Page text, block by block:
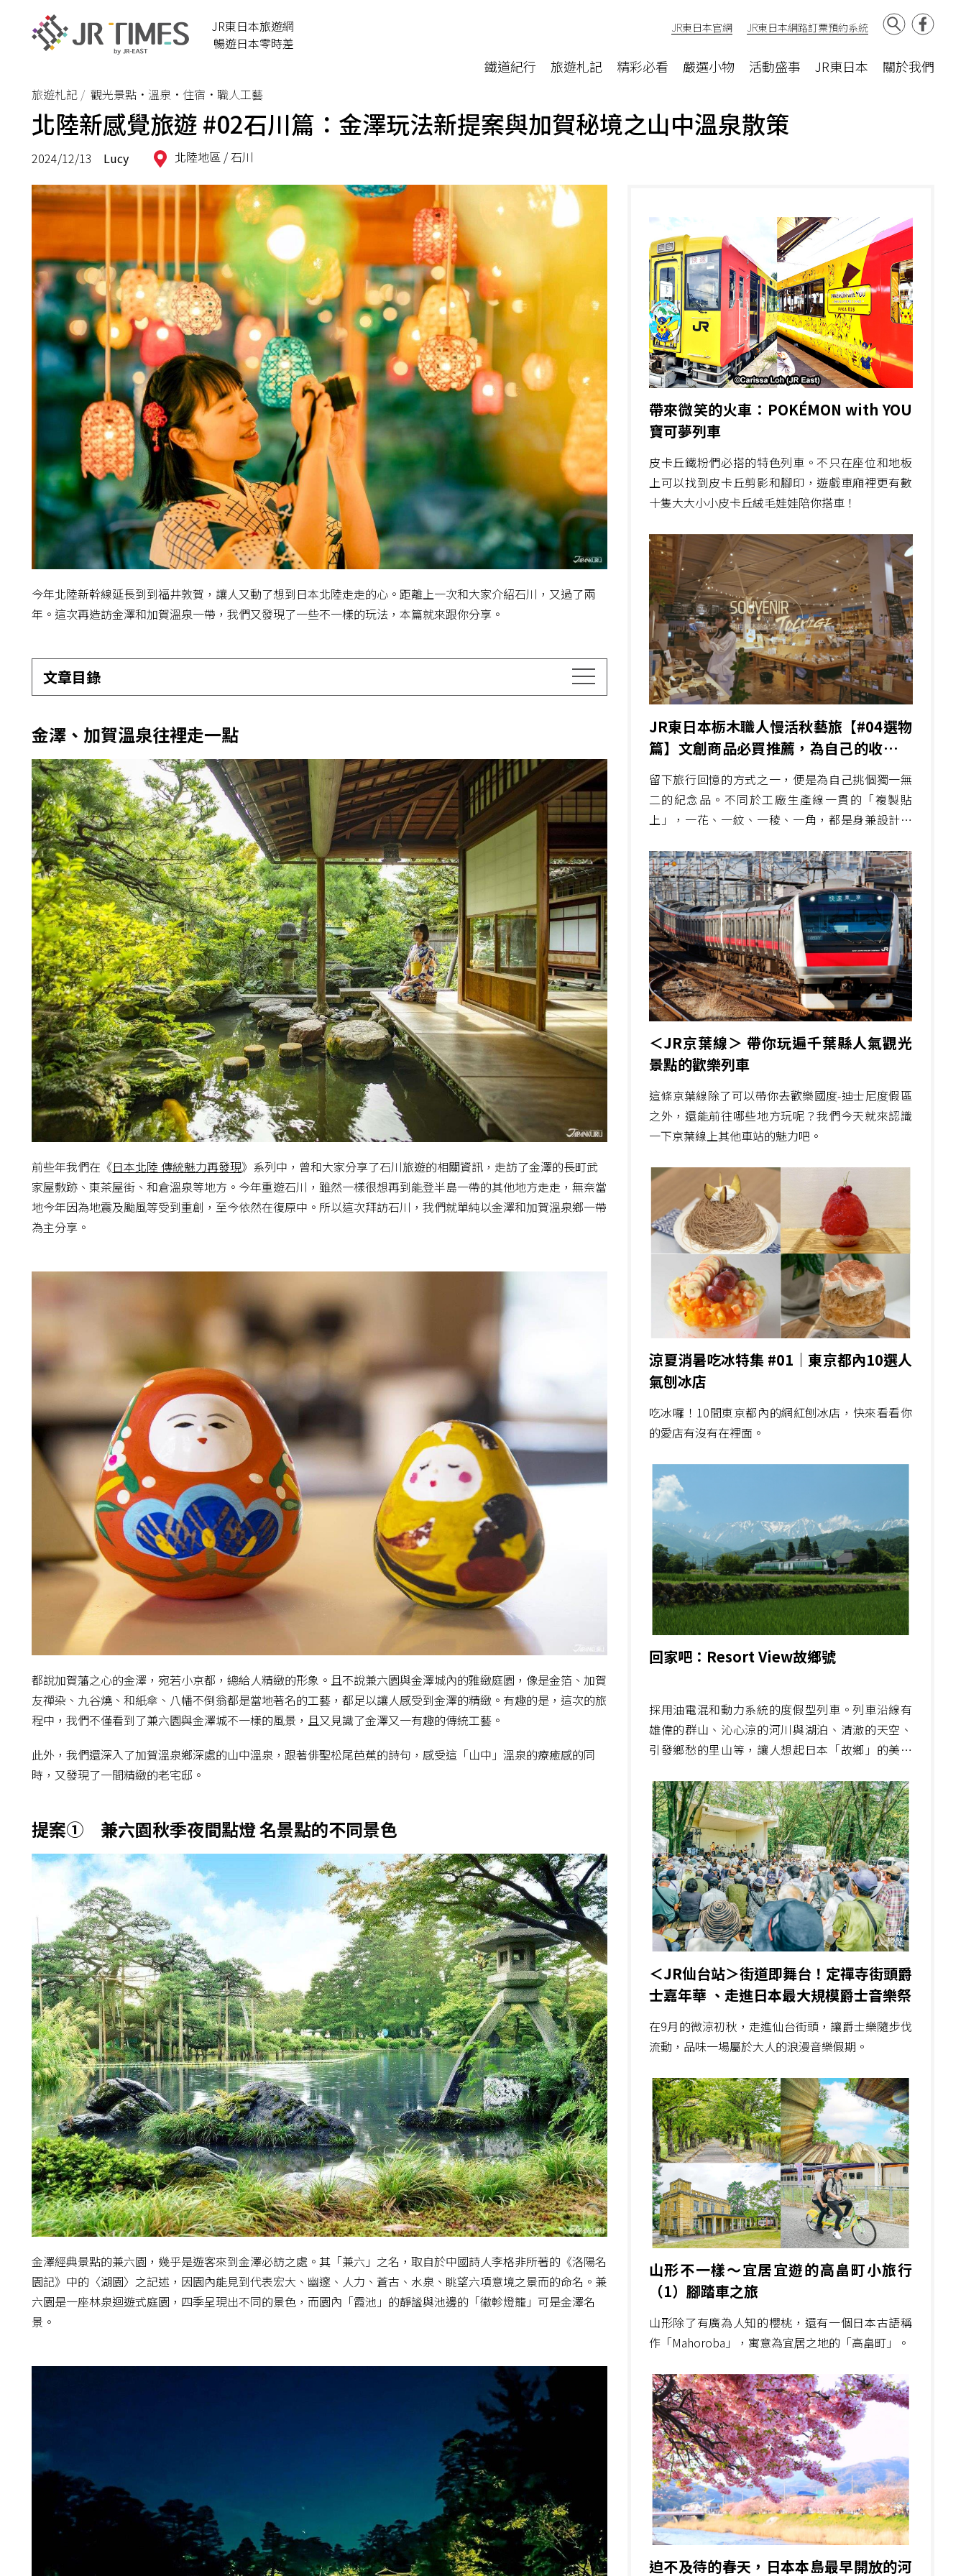
JR東日本旅遊網
暢遊日本零時差
鐵道紀行 旅遊札記 精彩必看 嚴選小物 活動盛事 JR東日本 關於我們
JR東日本官網 JR東日本網路訂票預約系統
旅遊札記 觀光景點•溫泉•住宿•職人工藝
北陸新感覺旅遊 #02石川篇：金澤玩法新提案與加賀秘境之山中溫泉散策
2024/12/13 Lucy 北陸地區 / 石川
今年北陸新幹線延長到到福井敦賀，讓人又動了想到日本北陸走走的心。距離上一次和大家介紹石川，又過了兩
年。這次再造訪金澤和加賀溫泉一帶，我們又發現了一些不一樣的玩法，本篇就來跟你分享。
文章目錄
金澤、加賀溫泉往裡走一點
前些年我們在《日本北陸 傳統魅力再發現》系列中，曾和大家分享了石川旅遊的相關資訊，走訪了金澤的長町武
家屋敷跡、東茶屋街、和倉溫泉等地方。今年重遊石川，雖然一樣很想再到能登半島一帶的其他地方走走，無奈當
地今年因為地震及颱風等受到重創，至今依然在復原中。所以這次拜訪石川，我們就單純以金澤和加賀溫泉鄉一帶
為主分享。
都說加賀藩之心的金澤，宛若小京都，總給人精緻的形象。且不說兼六園與金澤城內的雅緻庭園，像是金箔、加賀
友禪染、九谷燒、和紙傘、八幡不倒翁都是當地著名的工藝，都足以讓人感受到金澤的精緻。有趣的是，這次的旅
程中，我們不僅看到了兼六園與金澤城不一樣的風景，且又見識了金澤又一有趣的傳統工藝。
此外，我們還深入了加賀溫泉鄉深處的山中溫泉，跟著俳聖松尾芭蕉的詩句，感受這「山中」溫泉的療癒感的同
時，又發現了一間精緻的老宅邸。
提案① 兼六園秋季夜間點燈 名景點的不同景色
金澤經典景點的兼六園，幾乎是遊客來到金澤必訪之處。其「兼六」之名，取自於中國詩人李格非所著的《洛陽名
園記》中的〈湖園〉之記述，因園內能見到代表宏大、幽邃、人力、蒼古、水泉、眺望六項意境之景而的命名。兼
六園是一座林泉迴遊式庭園，四季呈現出不同的景色，而園內「霞池」的靜謐與池邊的「徽軫燈籠」可是金澤名
景。
帶來微笑的火車：POKÉMON with YOU
寶可夢列車
皮卡丘鐵粉們必搭的特色列車。不只在座位和地板
上可以找到皮卡丘剪影和腳印，遊戲車廂裡更有數
十隻大大小小皮卡丘絨毛娃娃陪你搭車！
JR東日本栃木職人慢活秋藝旅【#04選物
篇】文創商品必買推薦，為自己的收藏留
下點滴紀錄
留下旅行回憶的方式之一，便是為自己挑個獨一無
二的紀念品。不同於工廠生產線一貫的「複製貼
上」，一花、一紋、一稜、一角，都是身兼設計師
品！
＜JR京葉線＞ 帶你玩遍千葉縣人氣觀光
景點的歡樂列車
這條京葉線除了可以帶你去歡樂國度-迪士尼度假區
之外，還能前往哪些地方玩呢？我們今天就來認識
一下京葉線上其他車站的魅力吧。
涼夏消暑吃冰特集 #01｜東京都內10選人
氣刨冰店
吃冰囉！10間東京都內的網紅刨冰店，快來看看你
的愛店有沒有在裡面。
回家吧：Resort View故鄉號
採用油電混和動力系統的度假型列車。列車沿線有
雄偉的群山、沁心涼的河川與湖泊、清澈的天空、
引發鄉愁的里山等，讓人想起日本「故鄉」的美麗
＜JR仙台站＞街道即舞台！定禪寺街頭爵
士嘉年華 、走進日本最大規模爵士音樂祭
在9月的微涼初秋，走進仙台街頭，讓爵士樂隨步伐
流動，品味一場屬於大人的浪漫音樂假期。
山形不一樣～宜居宜遊的高畠町小旅行
（1）腳踏車之旅
山形除了有廣為人知的櫻桃，還有一個日本古語稱
作「Mahoroba」，寓意為宜居之地的「高畠町」。
迫不及待的春天，日本本島最早開放的河